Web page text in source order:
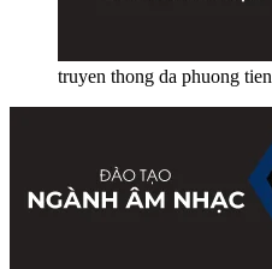
truyen thong da phuong tien